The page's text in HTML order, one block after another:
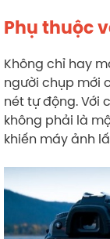
Phụ thuộc
Không chỉ hay
người chụp mới
nét tự động. Với
không phải là
khiến máy ảnh